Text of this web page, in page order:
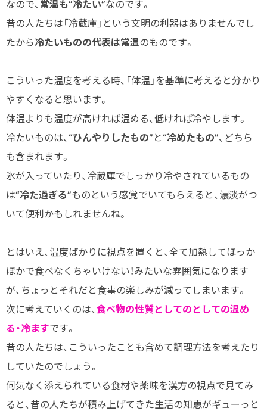
なので、 常温も“冷たい”なのです。
昔の人たちは「冷蔵庫」という文明の利器はありませんでし
たから冷たいものの代表は常温 のものです。
こういった温度を考える時、「体温」を基準に考えると分かり
やすくなると思います。
体温よりも温度が高ければ温める、低ければ冷やします。
冷たいものは、 “ひんやりしたもの” と “冷めたもの”、どちら
も含まれます。
氷が入っていたり、冷蔵庫でしっかり冷やされているもの
は“冷た過ぎる”ものという感覚でいてもらえると、濃淡がつ
いて便利かもしれませんね。
とはいえ、温度ばかりに視点を置くと、全て加熱してほっか
ほかで食べなくちゃいけない！みたいな雰囲気になります
が、ちょっとそれだと食事の楽しみが減ってしまいます。
次に考えていくのは、 食べ物の性質としてのとしての温め
る・冷ますです。
昔の人たちは、こういったことも含めて調理方法を考えたり
していたのでしょう。
何気なく添えられている食材や薬味を漢方の視点で見てみ
ると、昔の人たちが積み上げてきた生活の知恵がギューっと